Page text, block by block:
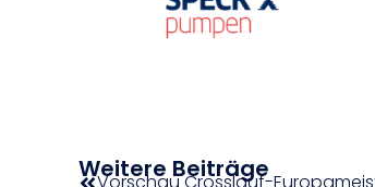
Weitere Beiträge